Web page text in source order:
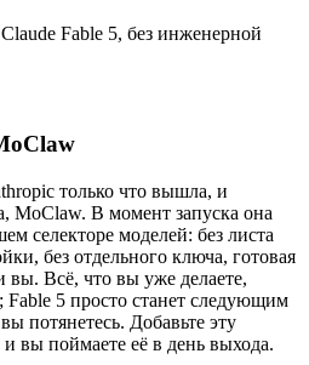
Fable 5, без инженерной
только что вышла, и
MoClaw. В момент запуска она
селекторе моделей: без листа
без отдельного ключа, готовая
вы. Всё, что вы уже делаете,
Fable 5 просто станет следующим
потянетесь. Добавьте эту
и вы поймаете её в день выхода.